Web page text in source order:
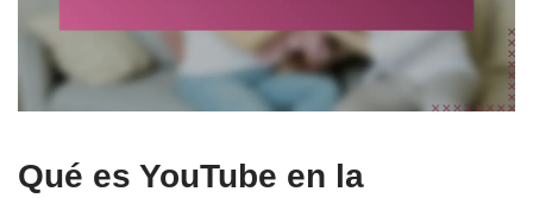
Qué es YouTube en la